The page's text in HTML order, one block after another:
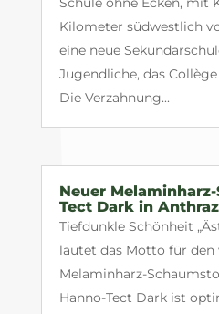
Kilometer südwestlich
eine neue
Jugendliche, das
Die Verzahnung...
Neuer
Tect Dark in
Tiefdunkle Schönheit
lautet das Motto für
Melaminharz-
Hanno-Tect Dark ist